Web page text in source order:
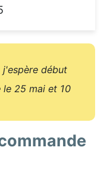
j'espère début
le 25 mai et 10